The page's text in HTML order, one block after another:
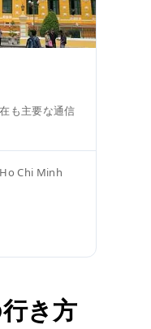
も主要な通信
Chi Minh
き方